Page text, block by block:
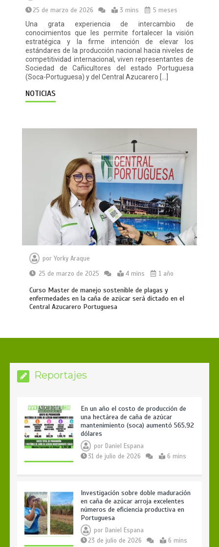
25 de marzo de 2026
3 mins
5 meses
Una grata experiencia de intercambio de
conocimientos que les permite fortalecer la visión
estratégica y la firme intención de elevar los
estándares de la producción nacional hacia niveles de
competitividad internacional, viven representantes de
Sociedad de Cañicultores del estado Portuguesa
(Soca-Portuguesa) y del Central Azucarero […]
NOTICIAS
porYorky Araque
25 de marzo de 2025
4 mins 1 año
Curso Master de manejo sostenible de plagas y
enfermedades en la caña de azúcar será dictado en el
Central Azucarero Portuguesa
Reportajes
En un año el costo de producción de
una hectárea de caña de azúcar
mantenimiento (soca) aumentó 565,92
dólares
por Daniel Espana
31 de julio de 2026
6 mins
Investigación sobre doble maduración
en caña de azúcar arroja excelentes
números de eficiencia productiva en
Portuguesa
por Daniel Espana
23 de julio de 2026
6 mins